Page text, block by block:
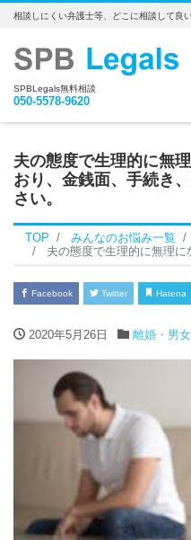
相談しにくい弁護士等、どこに相談して良
SPBLegals無料相談
050-5578-9620
夫の態度で生理的に無
おり、金銭面、手続き
さい。
TOP みんなのお悩み一覧
夫の態度で生理的に無理になり離婚したい。子
Facebook Twitter Hatena
2020年5月26日 離婚・男